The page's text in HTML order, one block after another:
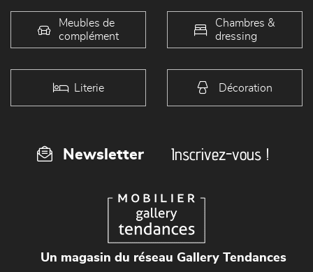
Meubles de
complément
Chambres &
dressing
Literie Décoration
Newsletter Inscrivez-vous !
Un magasin du réseau Gallery Tendances